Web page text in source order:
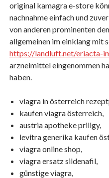
original kamagra e-store
nachnahme einfach und
von anderen prominenten
allgemeinen im einklang mit
https://landluft.net/eriacta-
arzneimittel eingenommen
haben.
viagra in österreich
kaufen viagra österreich,
austria apotheke priligy,
levitra generika kaufen
viagra online shop,
viagra ersatz sildenafil,
günstige viagra,